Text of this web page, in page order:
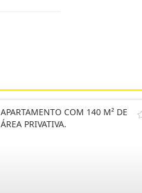
APARTAMENTO COM 140 M² DE
ÁREA PRIVATIVA.